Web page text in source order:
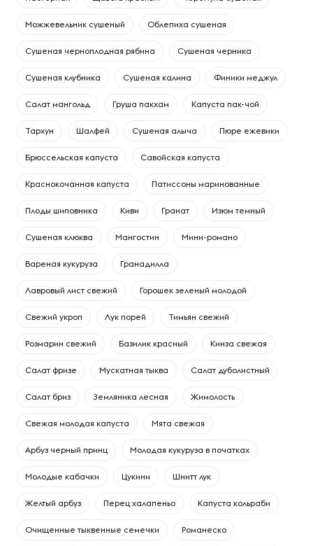
Можжевельник сушеный Облепиха сушеная
Сушеная черноплодная рябина Сушеная черника
Сушеная клубника Сушеная калина Финики меджул
Cалат мангольд Груша пакхам Капуста пак-чой
Тархун Шалфей Сушеная алыча Пюре ежевики
Брюссельская капуста Савойская капуста
Краснокочанная капуста Патиссоны маринованные
Плоды шиповника Киви Гранат Изюм темный
Сушеная клюква Мангостин Мини-романо
Вареная кукуруза Гранадилла
Лавровый лист свежий Горошек зеленый молодой
Свежий укроп Лук порей Тимьян свежий
Розмарин свежий Базилик красный Кинза свежая
Салат фризе Мускатная тыква Салат дуболистный
Салат бриз Земляника лесная Жимолость
Свежая молодая капуста Мята свежая
Арбуз черный принц Молодая кукуруза в початках
Молодые кабачки Цукини Шнитт лук
Желтый арбуз Перец халапеньо Капуста кольраби
Очищенные тыквенные семечки Романеско